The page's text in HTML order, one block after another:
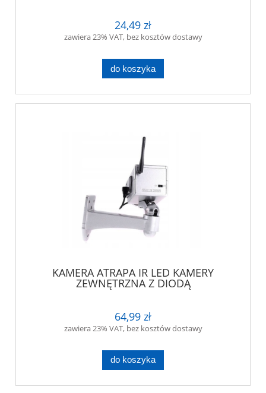
24,49 zł
zawiera 23% VAT, bez kosztów dostawy
do koszyka
KAMERA ATRAPA IR LED KAMERY
ZEWNĘTRZNA Z DIODĄ
64,99 zł
zawiera 23% VAT, bez kosztów dostawy
do koszyka